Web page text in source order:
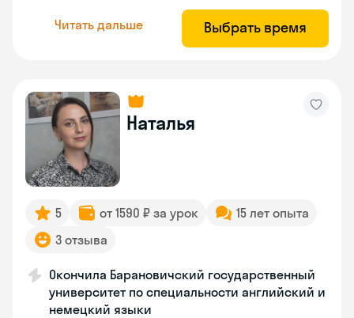
Читать дальше Выбрать время
Наталья
5 от 1590 ₽ за урок
15 лет опыта
3 отзыва
Окончила Барановичский государственный
университет по специальности английский и
немецкий языки